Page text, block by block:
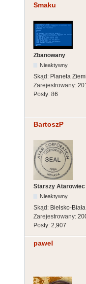
Smaku
Zbanowany
Nieaktywny
Skąd: Planeta
Zarejestrowany:
Posty: 86
BartoszP
Starszy Atarowiec
Nieaktywny
Skąd: Bielsko-Biała
Zarejestrowany:
Posty: 2,907
pawel